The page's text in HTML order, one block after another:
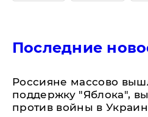
Последние
Россияне массово
поддержку "Яблока",
против войны в